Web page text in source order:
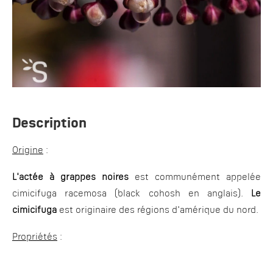
Description
Origine :
L'actée à grappes noires est communément appelée
cimicifuga racemosa (black cohosh en anglais). Le
cimicifuga est originaire des régions d'amérique du nord.
Propriétés :